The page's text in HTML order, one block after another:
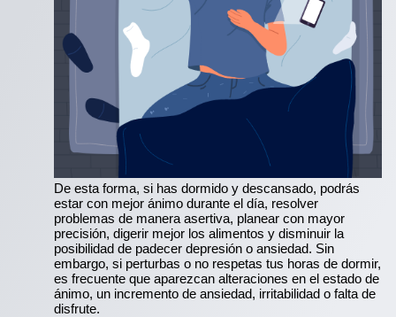
De esta forma, si has dormido y descansado, podrás
estar con mejor ánimo durante el día, resolver
problemas de manera asertiva, planear con mayor
precisión, digerir mejor los alimentos y disminuir la
posibilidad de padecer depresión o ansiedad. Sin
embargo, si perturbas o no respetas tus horas de dormir,
es frecuente que aparezcan alteraciones en el estado de
ánimo, un incremento de ansiedad, irritabilidad o falta de
disfrute.